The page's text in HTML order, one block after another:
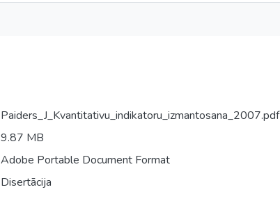
Paiders_J_Kvantitativu_indikatoru_izmantosana_2007.pdf
9.87 MB
Adobe Portable Document Format
Disertācija